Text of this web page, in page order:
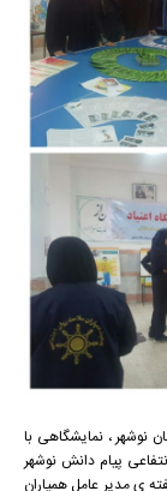
نوشهر ، نمایشگاهی با
پیام دانش نوشهر
ی مدیر عامل همیاران